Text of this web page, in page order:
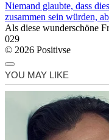
Niemand glaubte, dass
zusammen sein würden,
Als diese wunderschöne
029
© 2026 Positivse